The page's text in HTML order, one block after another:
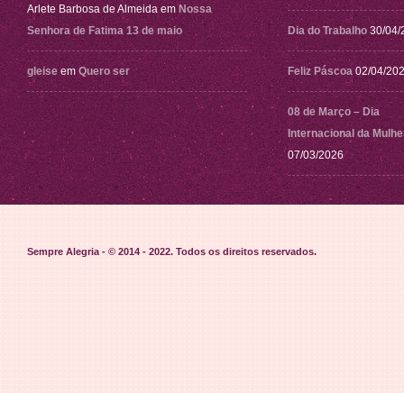
Arlete Barbosa de Almeida em Nossa
Senhora de Fatima 13 de maio
gleise em Quero ser
Dia do Trabalho 30/04/
Feliz Páscoa 02/04/
08 de Março – Dia
Internacional da
07/03/2026
Sempre Alegria - © 2014 - 2022. Todos os direitos reservados.